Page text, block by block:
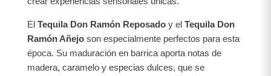
El Tequila Don Ramón Reposado y el Tequila Don
Ramón Añejo son especialmente perfectos para esta
época. Su maduración en barrica aporta notas de
madera, caramelo y especias dulces, que se